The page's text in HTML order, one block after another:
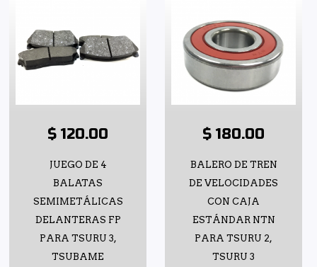
$ 120.00
JUEGO DE 4
BALATAS
SEMIMETÁLICAS
DELANTERAS FP
PARA TSURU 3,
TSUBAME
$ 180.00
BALERO DE TREN
DE VELOCIDADES
CON CAJA
ESTÁNDAR NTN
PARA TSURU 2,
TSURU 3